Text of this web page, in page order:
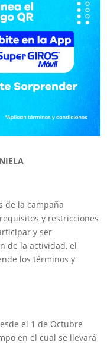
de la campaña
y restricciones
y ser
de la actividad, el
los términos y
el 1 de Octubre
en el cual se llevará